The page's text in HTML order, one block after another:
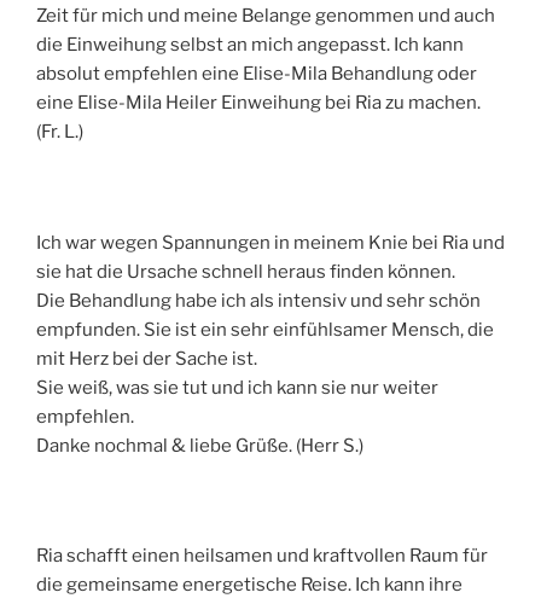
Zeit für mich und meine Belange genommen und auch
die Einweihung selbst an mich angepasst. Ich kann
absolut empfehlen eine Elise-Mila Behandlung oder
eine Elise-Mila Heiler Einweihung bei Ria zu machen.
(Fr. L.)
Ich war wegen Spannungen in meinem Knie bei Ria und
sie hat die Ursache schnell heraus finden können.
Die Behandlung habe ich als intensiv und sehr schön
empfunden. Sie ist ein sehr einfühlsamer Mensch, die
mit Herz bei der Sache ist.
Sie weiß, was sie tut und ich kann sie nur weiter
empfehlen.
Danke nochmal & liebe Grüße. (Herr S.)
Ria schafft einen heilsamen und kraftvollen Raum für
die gemeinsame energetische Reise. Ich kann ihre